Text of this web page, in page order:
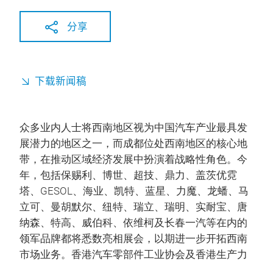
分享
下载新闻稿
众多业内人士将西南地区视为中国汽车产业最具发
展潜力的地区之一，而成都位处西南地区的核心地
带，在推动区域经济发展中扮演着战略性角色。今
年，包括保赐利、博世、超技、鼎力、盖茨优霓
塔、GESOL、海业、凯特、蓝星、力魔、龙蟠、马
立可、曼胡默尔、纽特、瑞立、瑞明、实耐宝、唐
纳森、特高、威伯科、依维柯及长春一汽等在内的
领军品牌都将悉数亮相展会，以期进一步开拓西南
市场业务。香港汽车零部件工业协会及香港生产力